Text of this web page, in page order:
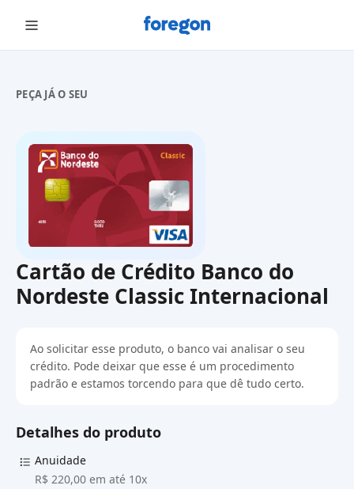
Foregon.com
PEÇA JÁ O SEU
Cartão de Crédito Banco do
Nordeste Classic Internacional
Ao solicitar esse produto, o banco vai analisar o seu
crédito. Pode deixar que esse é um procedimento
padrão e estamos torcendo para que dê tudo certo.
Detalhes do produto
Anuidade
R$ 220,00 em até 10x